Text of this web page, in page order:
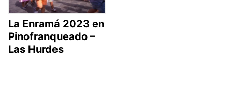
La Enramá 2023 en
Pinofranqueado –
Las Hurdes